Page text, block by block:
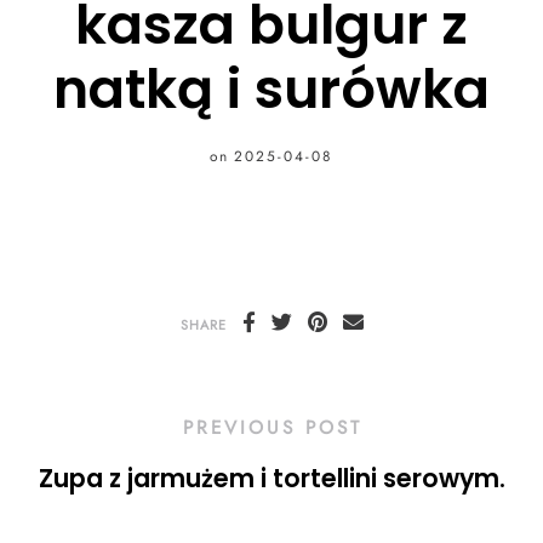
kasza bulgur z
natką i surówka
on 2025-04-08
SHARE
PREVIOUS POST
Zupa z jarmużem i tortellini serowym.